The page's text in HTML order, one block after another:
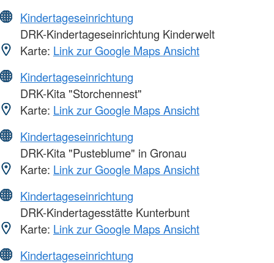
Kindertageseinrichtung
DRK-Kindertageseinrichtung Kinderwelt
Karte: Link zur Google Maps Ansicht
Kindertageseinrichtung
DRK-Kita "Storchennest"
Karte: Link zur Google Maps Ansicht
Kindertageseinrichtung
DRK-Kita "Pusteblume" in Gronau
Karte: Link zur Google Maps Ansicht
Kindertageseinrichtung
DRK-Kindertagesstätte Kunterbunt
Karte: Link zur Google Maps Ansicht
Kindertageseinrichtung